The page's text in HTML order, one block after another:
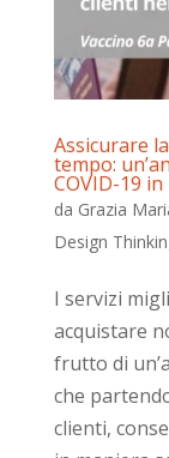
Assicurare
tempo:
COVID-19
da Grazia
Design
I servizi
acquistare
frutto di
che
clienti,